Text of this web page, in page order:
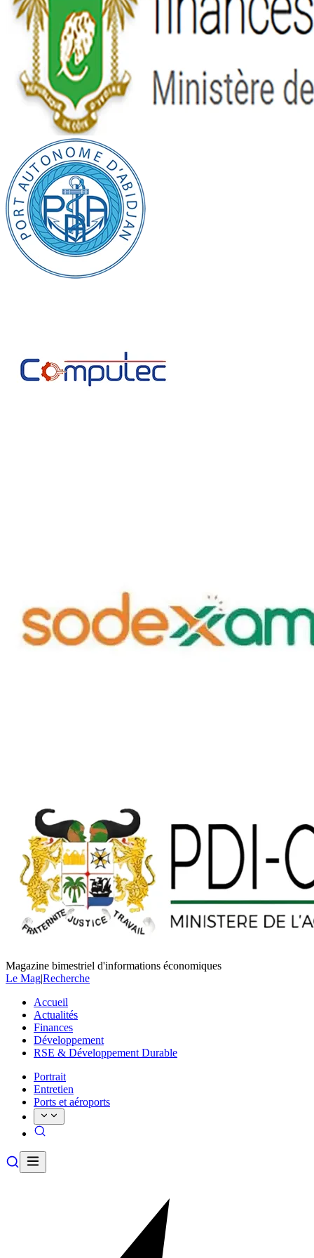
Magazine bimestriel d'informations économiques
Le Mag|Recherche
Accueil
Actualités
Finances
Développement
RSE & Développement Durable
Portrait
Entretien
Ports et aéroports